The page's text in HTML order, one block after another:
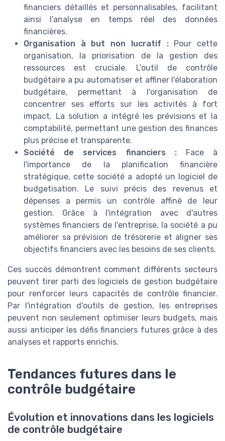
financiers détaillés et personnalisables, facilitant
ainsi l'analyse en temps réel des données
financières.
Organisation à but non lucratif : Pour cette
organisation, la priorisation de la gestion des
ressources est cruciale. L'outil de contrôle
budgétaire a pu automatiser et affiner l'élaboration
budgétaire, permettant à l'organisation de
concentrer ses efforts sur les activités à fort
impact. La solution a intégré les prévisions et la
comptabilité, permettant une gestion des finances
plus précise et transparente.
Société de services financiers : Face à
l'importance de la planification financière
stratégique, cette société a adopté un logiciel de
budgetisation. Le suivi précis des revenus et
dépenses a permis un contrôle affiné de leur
gestion. Grâce à l'intégration avec d'autres
systèmes financiers de l'entreprise, la société a pu
améliorer sa prévision de trésorerie et aligner ses
objectifs financiers avec les besoins de ses clients.
Ces succès démontrent comment différents secteurs
peuvent tirer parti des logiciels de gestion budgétaire
pour renforcer leurs capacités de contrôle financier.
Par l'intégration d'outils de gestion, les entreprises
peuvent non seulement optimiser leurs budgets, mais
aussi anticiper les défis financiers futures grâce à des
analyses et rapports enrichis.
Tendances futures dans le
contrôle budgétaire
Évolution et innovations dans les logiciels
de contrôle budgétaire